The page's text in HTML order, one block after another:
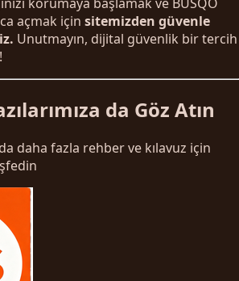
açmak için sitemizden güvenle
Unutmayın, dijital güvenlik bir tercih
da Göz Atın
daha fazla rehber ve kılavuz için